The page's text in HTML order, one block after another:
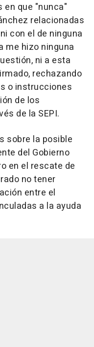
en que "nunca"
relacionadas
con el de ninguna
me hizo ninguna
ni a esta
rechazando
o instrucciones
de los
de la SEPI.
sobre la posible
del Gobierno
en el rescate de
no tener
entre el
a la ayuda